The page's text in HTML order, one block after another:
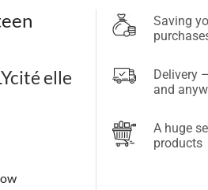
elle
Saving
Delivery
and
A huge
products